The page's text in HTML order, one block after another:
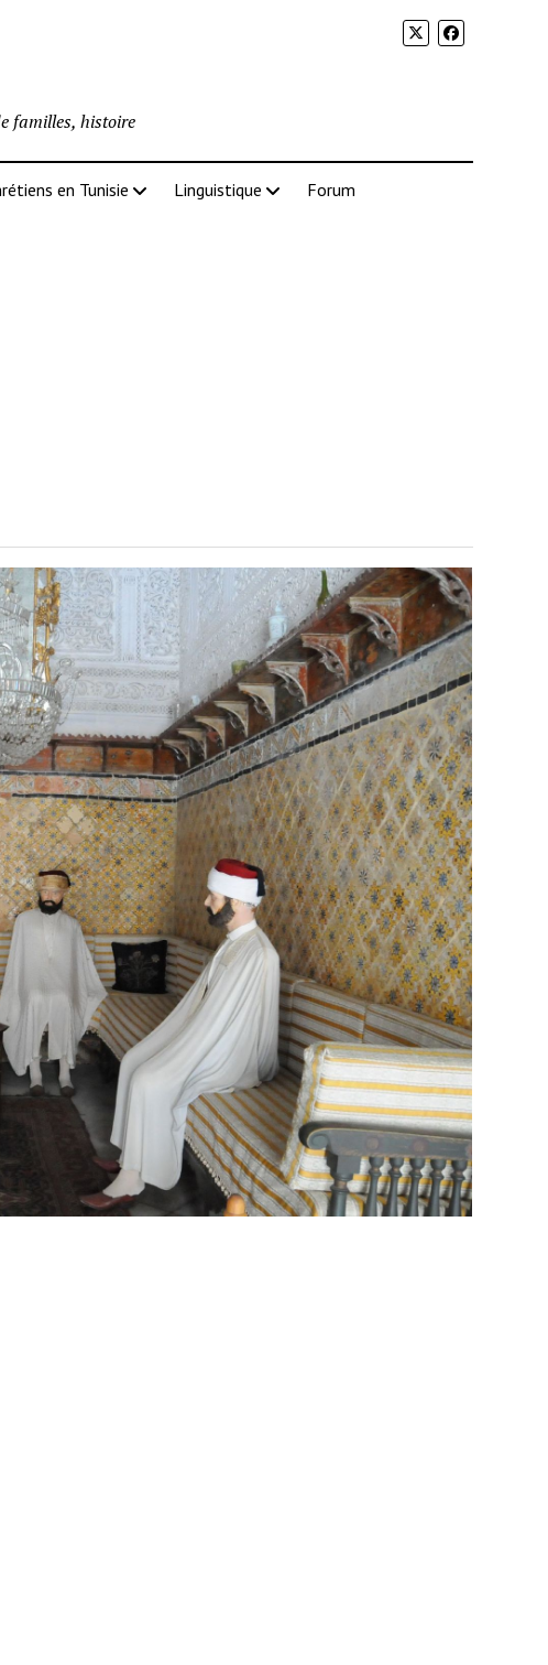
familles, histoire
en Tunisie Linguistique Forum